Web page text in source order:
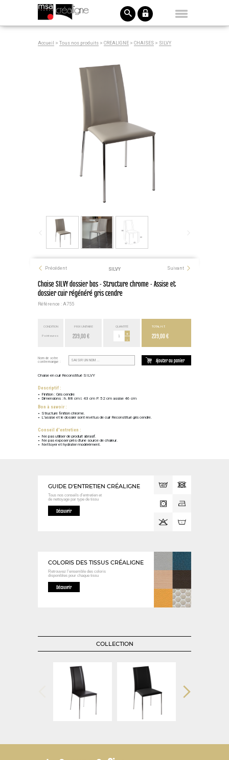
Accueil > Tous nos produits > CREALIGNE > CHAISES > SILVY
Précédent SILVY Suivant
Chaise SILVY dossier bas - Structure chrome - Assise et
dossier cuir régénéré gris cendre
Référence : A755
CONDITION
Point euros
PRIX UNITAIRE
239,00 €
QUANTITÉ
+
-
TOTAL H.T.
239,00 €
Nom de votre
contremarque :
Ajouter au panier
Chaise en cuir Reconstitué SILVY
Descriptif :
Finition : Gris cendre
Dimensions : h. 88 cm l. 43 cm P. 52 cm assise 46 cm
Bon à savoir :
Structure finition chrome.
L'assise et le dossier sont revêtus de cuir Reconstitué gris cendre.
Conseil d'entretien :
Ne pas utiliser de produit abrasif.
Ne pas exposer près d'une source de chaleur.
Nettoyer et hydrater modérément.
GUIDE D'ENTRETIEN CRÉALIGNE
Tous nos conseils d’entretien et
de nettoyage par type de tissu
Découvrir
COLORIS DES TISSUS CRÉALIGNE
Retrouvez l’ensemble des coloris
disponibles pour chaque tissu
Découvrir
COLLECTION